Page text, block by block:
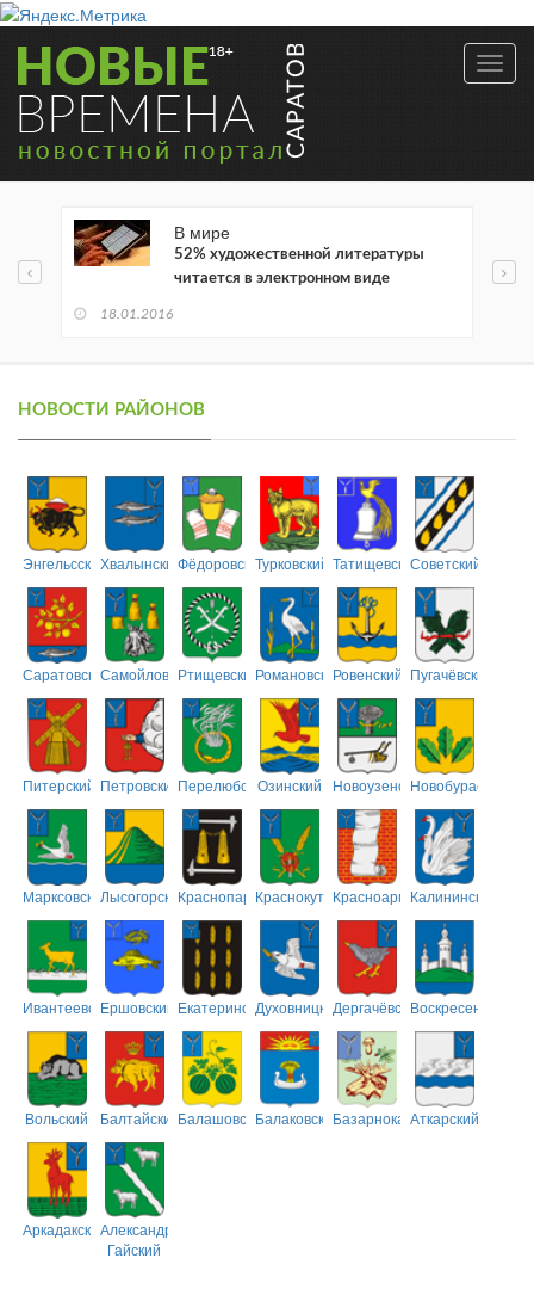
В мире
52% художественной литературы
читается в электронном виде
18.01.2016
НОВОСТИ РАЙОНОВ
ЭнгельсскийХвалынскийФёдоровскийТурковский ТатищевскийСоветский
СаратовскийСамойловскийРтищевскийРомановскийРовенский Пугачёвский
Питерский ПетровскийПерелюбскийОзинский НовоузенскийНовобурасский
МарксовскийЛысогорскийКраснопартизанский
КраснокутскийКрасноармейский
Калининский
ИвантеевскийЕршовский ЕкатериновскийДуховницкийДергачёвскийВоскресенский
Вольский БалтайскийБалашовскийБалаковскийБазарнокарабулакский
Аткарский
АркадакскийАлександрово-
Гайский